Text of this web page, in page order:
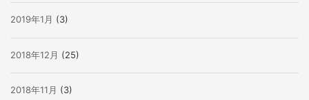
2019年1月 (3)
2018年12月 (25)
2018年11月 (3)